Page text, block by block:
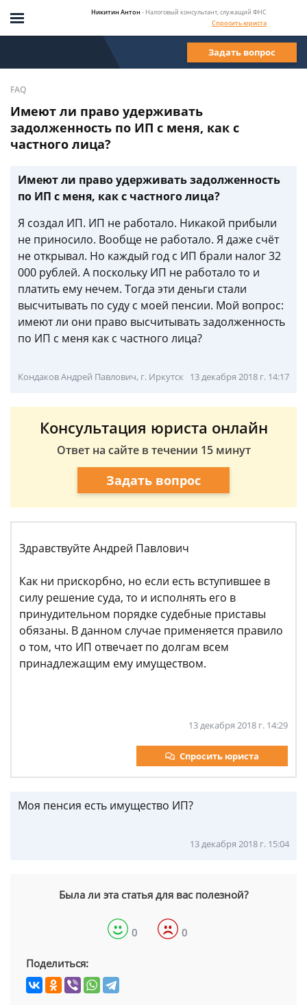
Никитин Антон - Налоговый консультант, служащий ФНС
Спросить юриста
Задать вопрос
FAQ
Имеют ли право удерживать
задолженность по ИП с меня, как с
частного лица?
Имеют ли право удерживать задолженность
по ИП с меня, как с частного лица?
Я создал ИП. ИП не работало. Никакой прибыли
не приносило. Вообще не работало. Я даже счёт
не открывал. Но каждый год с ИП брали налог 32
000 рублей. А поскольку ИП не работало то и
платить ему нечем. Тогда эти деньги стали
высчитывать по суду с моей пенсии. Мой вопрос:
имеют ли они право высчитывать задолженность
по ИП с меня как с частного лица?
Кондаков Андрей Павлович, г. Иркутск 13 декабря 2018 г. 14:17
Консультация юриста онлайн
Ответ на сайте в течении 15 минут
Задать вопрос
Здравствуйте Андрей Павлович
Как ни прискорбно, но если есть вступившее в
силу решение суда, то и исполнять его в
принудительном порядке судебные приставы
обязаны. В данном случае применяется правило
о том, что ИП отвечает по долгам всем
принадлежащим ему имуществом.
13 декабря 2018 г. 14:29
Спросить юриста
Моя пенсия есть имущество ИП?
13 декабря 2018 г. 15:04
Была ли эта статья для вас полезной?
0 0
Поделиться: